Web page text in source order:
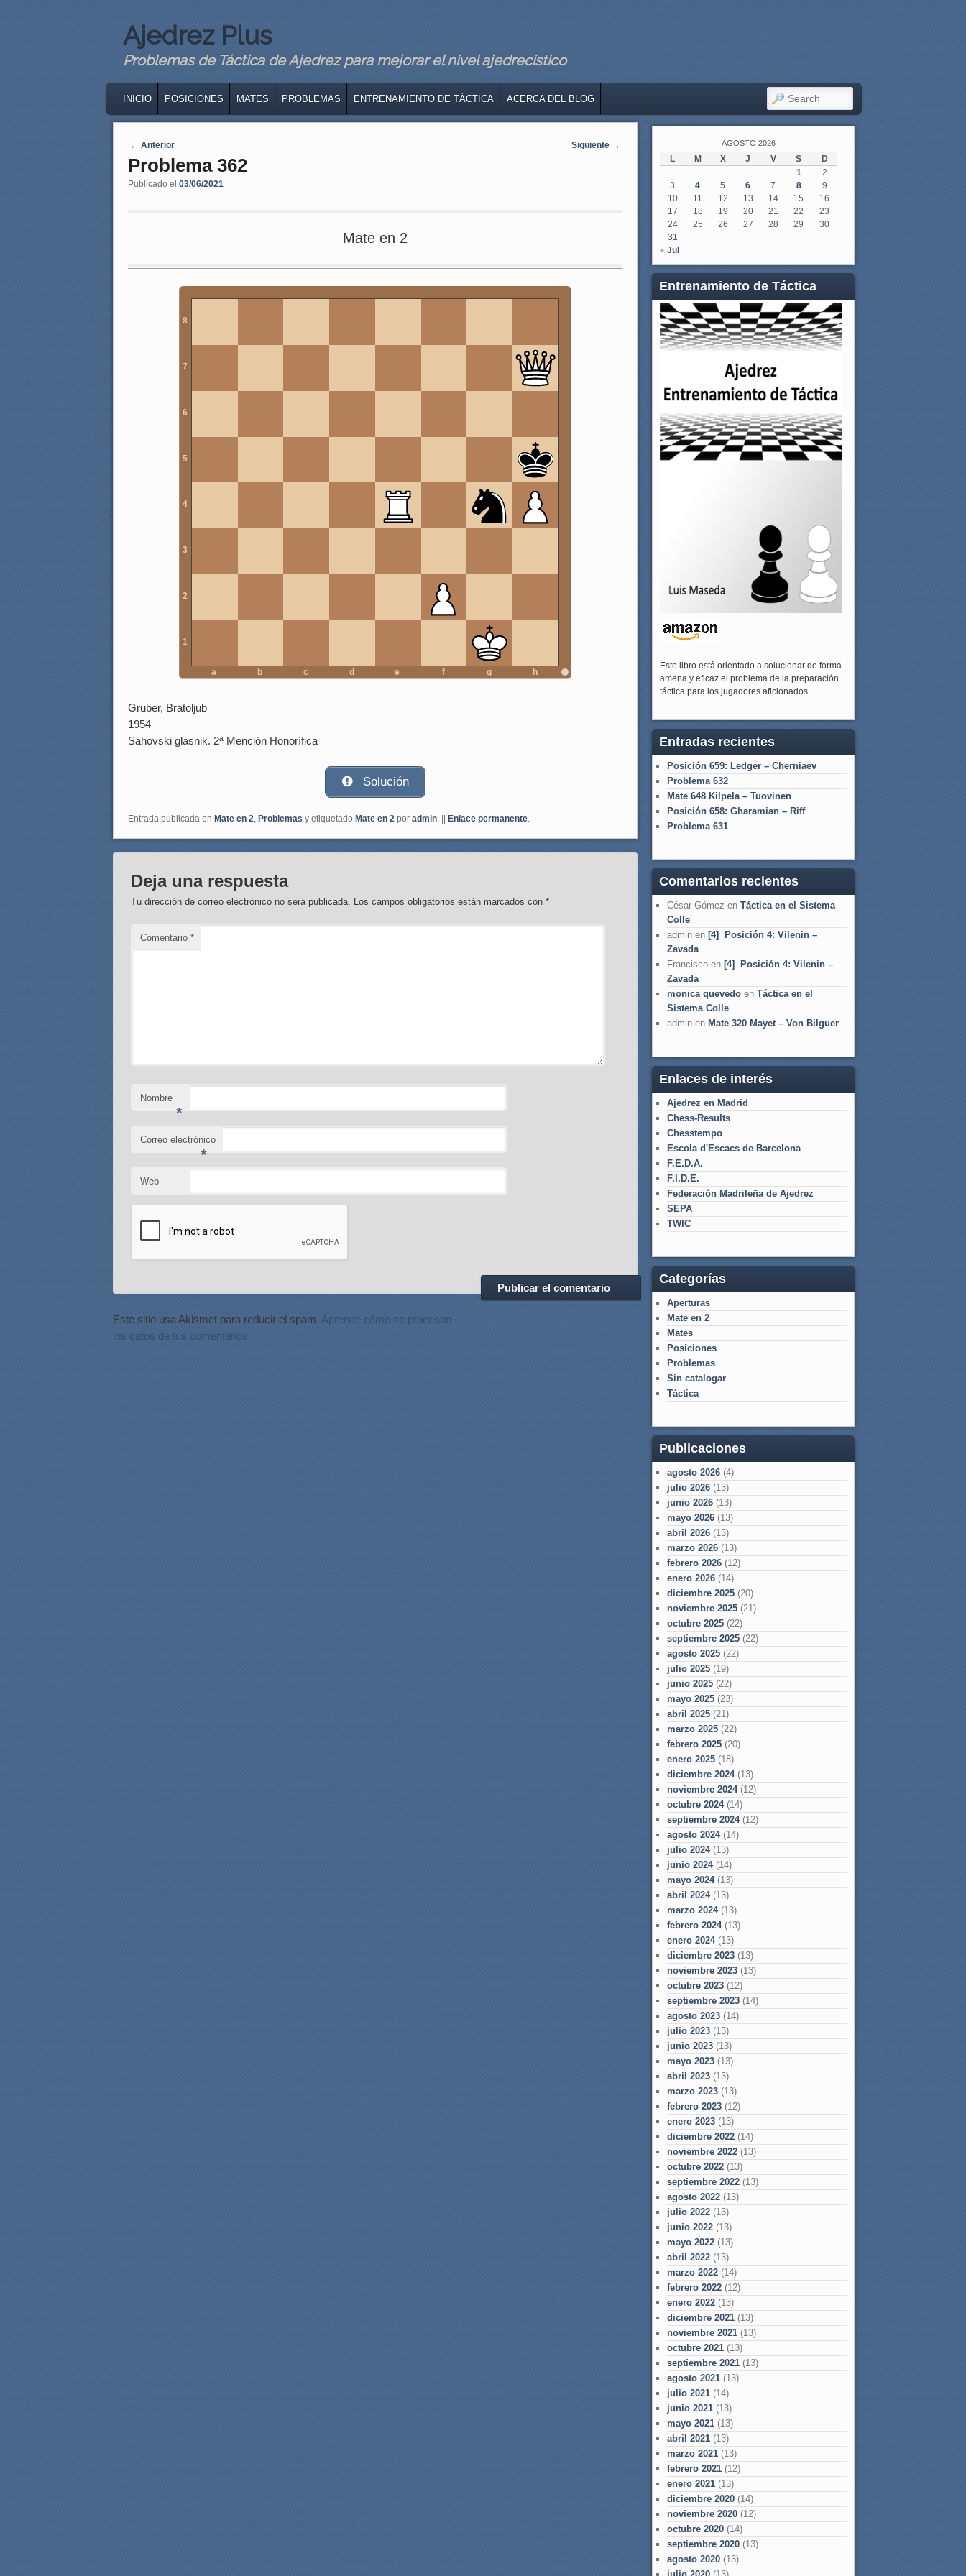
Ajedrez Plus
Problemas de Táctica de Ajedrez para mejorar el nivel ajedrecístico
SKIP TO PRIMARY CONTENT
SKIP TO SECONDARY CONTENT
INICIO POSICIONES MATES PROBLEMAS ENTRENAMIENTO DE TÁCTICA ACERCA DEL BLOG SEARCH
Navegaci�n de entradas
← Anterior Siguiente →
Problema 362
Publicado el 03/06/2021
Mate en 2
8
7
6
5
4
3
2
1
a b c d e f g h
Gruber, Bratoljub
1954
Sahovski glasnik. 2ª Mención Honorífica
Solución
Entrada publicada en Mate en 2, Problemas y etiquetado Mate en 2 por admin. || Enlace permanente.
Deja una respuesta
Tu dirección de correo electrónico no será publicada. Los campos obligatorios están marcados con*
Comentario*
Nombre
*
Correo electrónico
*
Web
Este sitio usa Akismet para reducir el spam. Aprende cómo se procesan
los datos de tus comentarios.
AGOSTO 2026
L M X J V S
D
1
2
3
4 5 6 7 8
9
10
11 12 13 14 15
16
17
18 19 20 21 22
23
24
25 26 27 28 29
30
31
« Jul
Entrenamiento de Táctica
Este libro está orientado a solucionar de forma
amena y eficaz el problema de la preparación
táctica para los jugadores aficionados
Entradas recientes
Posición 659: Ledger – Cherniaev
Problema 632
Mate 648 Kilpela – Tuovinen
Posición 658: Gharamian – Riff
Problema 631
Comentarios recientes
César Gómez en Táctica en el Sistema
Colle
admin en [4] Posición 4: Vilenin –
Zavada
Francisco en [4] Posición 4: Vilenin –
Zavada
monica quevedo en Táctica en el
Sistema Colle
admin en Mate 320 Mayet – Von Bilguer
Enlaces de interés
Ajedrez en Madrid
Chess-Results
Chesstempo
Escola d'Escacs de Barcelona
F.E.D.A.
F.I.D.E.
Federación Madrileña de Ajedrez
SEPA
TWIC
Categorías
Aperturas
Mate en 2
Mates
Posiciones
Problemas
Sin catalogar
Táctica
Publicaciones
agosto 2026 (4)
julio 2026 (13)
junio 2026 (13)
mayo 2026 (13)
abril 2026 (13)
marzo 2026 (13)
febrero 2026 (12)
enero 2026 (14)
diciembre 2025 (20)
noviembre 2025 (21)
octubre 2025 (22)
septiembre 2025 (22)
agosto 2025 (22)
julio 2025 (19)
junio 2025 (22)
mayo 2025 (23)
abril 2025 (21)
marzo 2025 (22)
febrero 2025 (20)
enero 2025 (18)
diciembre 2024(13)
noviembre 2024(12)
octubre 2024(14)
septiembre 2024(12)
agosto 2024(14)
julio 2024(13)
junio 2024(14)
mayo 2024(13)
abril 2024(13)
marzo 2024(13)
febrero 2024(13)
enero 2024(13)
diciembre 2023 (13)
noviembre 2023 (13)
octubre 2023 (12)
septiembre 2023 (14)
agosto 2023 (14)
julio 2023 (13)
junio 2023 (13)
mayo 2023 (13)
abril 2023 (13)
marzo 2023 (13)
febrero 2023 (12)
enero 2023 (13)
diciembre 2022 (14)
noviembre 2022 (13)
octubre 2022 (13)
septiembre 2022 (13)
agosto 2022 (13)
julio 2022 (13)
junio 2022 (13)
mayo 2022 (13)
abril 2022 (13)
marzo 2022 (14)
febrero 2022 (12)
enero 2022 (13)
diciembre 2021 (13)
noviembre 2021 (13)
octubre 2021 (13)
septiembre 2021 (13)
agosto 2021 (13)
julio 2021 (14)
junio 2021 (13)
mayo 2021 (13)
abril 2021 (13)
marzo 2021 (13)
febrero 2021 (12)
enero 2021 (13)
diciembre 2020 (14)
noviembre 2020 (12)
octubre 2020 (14)
septiembre 2020 (13)
agosto 2020 (13)